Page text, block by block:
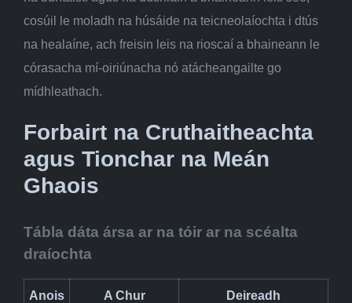
cosúil le moladh na húsáide na teicneolaíochta i dtús
na healaíne, ach freisin leis na rioscaí a bhaineann le
córasacha mí-oiriúnacha nó atácheangailte go
mídhleathach.
Forbairt na Cruthaitheachta
agus Tionchar na Meán
Ghaois
Tábla dáta ársa ar na tóir ar na scéalta
draíochta
Anois A Chur Deireadh